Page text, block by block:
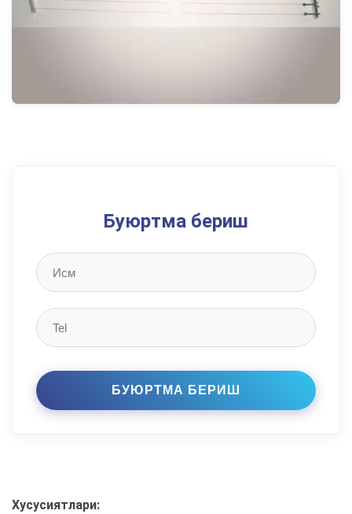
Буюртма бериш
Хусусиятлари: